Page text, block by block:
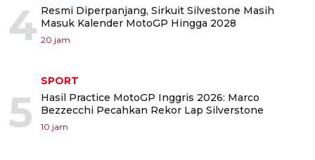
4 Resmi Diperpanjang, Sirkuit Silvestone Masih
Masuk Kalender MotoGP Hingga 2028
20 jam
5
SPORT
Hasil Practice MotoGP Inggris 2026: Marco
Bezzecchi Pecahkan Rekor Lap Silverstone
10 jam